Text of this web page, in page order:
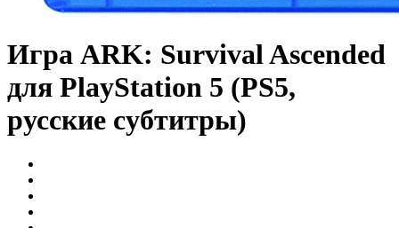
Игра ARK: Survival Ascended
для PlayStation 5 (PS5,
русские субтитры)